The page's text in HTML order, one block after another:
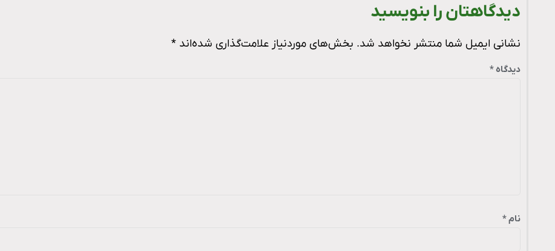
دیدگاهتان را بنویسید
نشانی ایمیل شما منتشر نخواهد شد. بخش‌های موردنیاز علامت‌گذاری شده‌اند *
دیدگاه*
نام*